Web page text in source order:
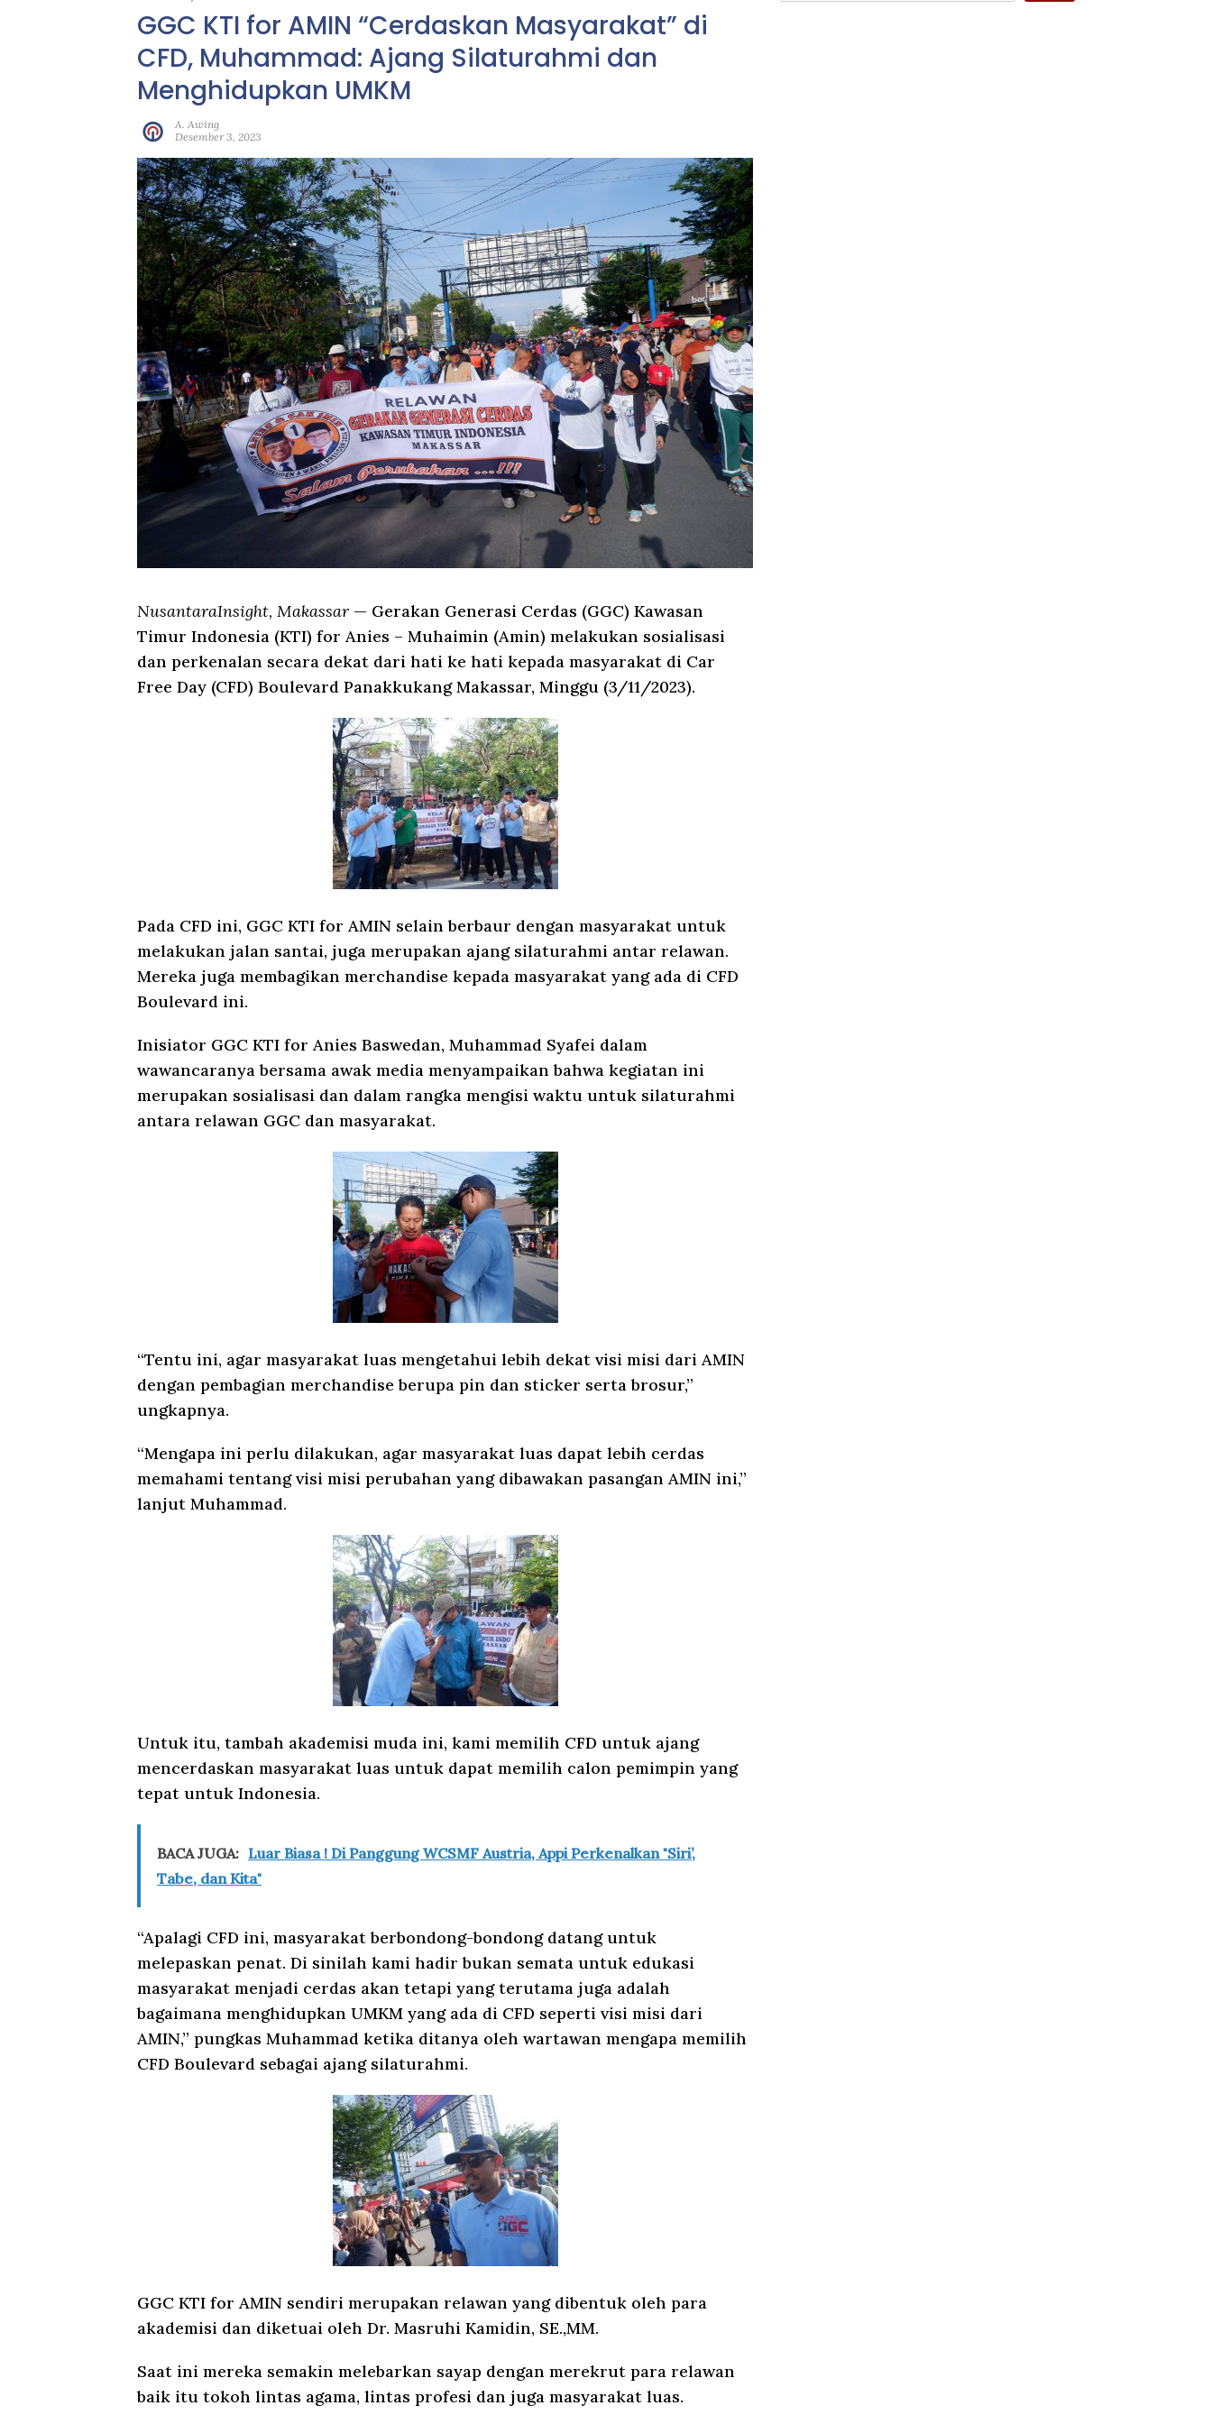
GGC KTI for AMIN “Cerdaskan Masyarakat” di
CFD, Muhammad: Ajang Silaturahmi dan
Menghidupkan UMKM
A. Awing
Desember 3, 2023
NusantaraInsight, Makassar — Gerakan Generasi Cerdas (GGC) Kawasan
Timur Indonesia (KTI) for Anies – Muhaimin (Amin) melakukan sosialisasi
dan perkenalan secara dekat dari hati ke hati kepada masyarakat di Car
Free Day (CFD) Boulevard Panakkukang Makassar, Minggu (3/11/2023).
Pada CFD ini, GGC KTI for AMIN selain berbaur dengan masyarakat untuk
melakukan jalan santai, juga merupakan ajang silaturahmi antar relawan.
Mereka juga membagikan merchandise kepada masyarakat yang ada di CFD
Boulevard ini.
Inisiator GGC KTI for Anies Baswedan, Muhammad Syafei dalam
wawancaranya bersama awak media menyampaikan bahwa kegiatan ini
merupakan sosialisasi dan dalam rangka mengisi waktu untuk silaturahmi
antara relawan GGC dan masyarakat.
“Tentu ini, agar masyarakat luas mengetahui lebih dekat visi misi dari AMIN
dengan pembagian merchandise berupa pin dan sticker serta brosur,”
ungkapnya.
“Mengapa ini perlu dilakukan, agar masyarakat luas dapat lebih cerdas
memahami tentang visi misi perubahan yang dibawakan pasangan AMIN ini,”
lanjut Muhammad.
Untuk itu, tambah akademisi muda ini, kami memilih CFD untuk ajang
mencerdaskan masyarakat luas untuk dapat memilih calon pemimpin yang
tepat untuk Indonesia.
BACA JUGA: Luar Biasa ! Di Panggung WCSMF Austria, Appi Perkenalkan "Siri’,
Tabe, dan Kita"
“Apalagi CFD ini, masyarakat berbondong-bondong datang untuk
melepaskan penat. Di sinilah kami hadir bukan semata untuk edukasi
masyarakat menjadi cerdas akan tetapi yang terutama juga adalah
bagaimana menghidupkan UMKM yang ada di CFD seperti visi misi dari
AMIN,” pungkas Muhammad ketika ditanya oleh wartawan mengapa memilih
CFD Boulevard sebagai ajang silaturahmi.
GGC KTI for AMIN sendiri merupakan relawan yang dibentuk oleh para
akademisi dan diketuai oleh Dr. Masruhi Kamidin, SE.,MM.
Saat ini mereka semakin melebarkan sayap dengan merekrut para relawan
baik itu tokoh lintas agama, lintas profesi dan juga masyarakat luas.